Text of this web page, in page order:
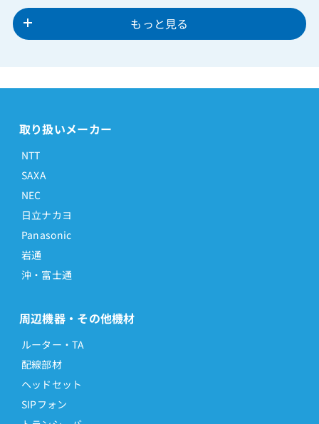
もっと見る
取り扱いメーカー
NTT
SAXA
NEC
日立ナカヨ
Panasonic
岩通
沖・富士通
周辺機器・その他機材
ルーター・TA
配線部材
ヘッドセット
SIPフォン